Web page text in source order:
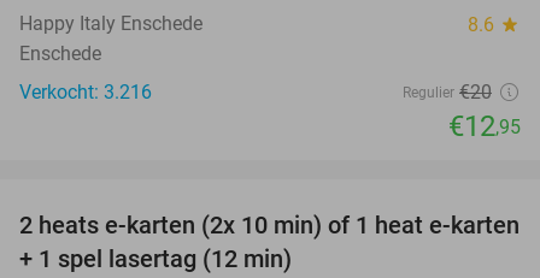
Happy Italy Enschede 8.6 star
Enschede
Verkocht: 3.216
Regulier €20
€12,95
32%
2 heats e-karten (2x 10 min) of 1 heat e-karten
+ 1 spel lasertag (12 min)